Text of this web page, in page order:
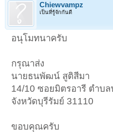
Chiewvampz
เป็นที่รู้จักกันดี
อนุโมทนาครับ
กรุณาส่ง
นายธนพัฒน์ สูติสีมา
14/10 ซอยมิตรอารี ตำบล
จังหวัดบุรีรัมย์ 31110
ขอบคุณครับ